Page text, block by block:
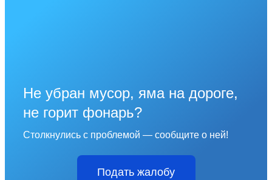
Не убран мусор, яма на дороге,
не горит фонарь?
Столкнулись с проблемой — сообщите о ней!
Подать жалобу